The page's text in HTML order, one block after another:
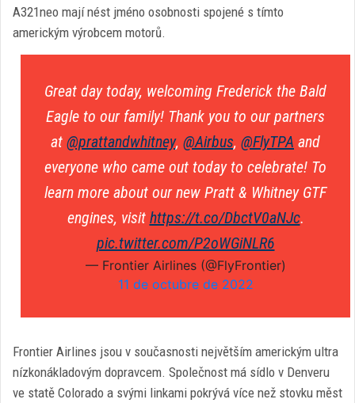
A321neo mají nést jméno osobnosti spojené s tímto
americkým výrobcem motorů.
Great day today, welcoming Frederick the Bald
Eagle to our family! Thank you to our partners
at @prattandwhitney, @Airbus, @FlyTPA and
everyone who came out today to celebrate! To
learn more about our new Pratt & Whitney GTF
engines, visit https://t.co/DbctV0aNJc.
pic.twitter.com/P2oWGiNLR6
— Frontier Airlines (@FlyFrontier)
11 de octubre de 2022
Frontier Airlines jsou v současnosti největším americkým ultra
nízkonákladovým dopravcem. Společnost má sídlo v Denveru
ve statě Colorado a svými linkami pokrývá více než stovku měst